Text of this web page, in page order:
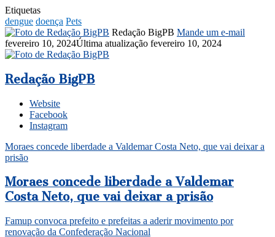
Etiquetas
dengue doença Pets
Redação BigPB Mande um e-mail
fevereiro 10, 2024Última atualização fevereiro 10, 2024
Redação BigPB
Website
Facebook
Instagram
Moraes concede liberdade a Valdemar Costa Neto, que vai deixar a
prisão
Moraes concede liberdade a Valdemar
Costa Neto, que vai deixar a prisão
Famup convoca prefeito e prefeitas a aderir movimento por
renovação da Confederação Nacional